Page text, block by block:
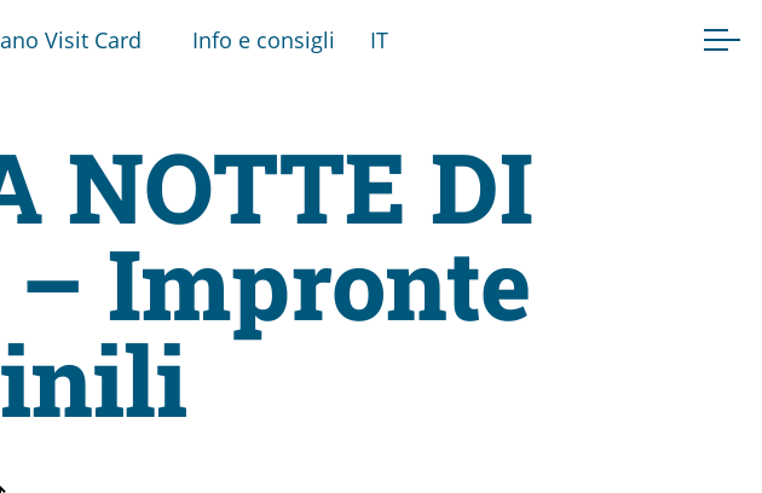
Visit Card Info e consigli IT
NOTTE DI
– Impronte